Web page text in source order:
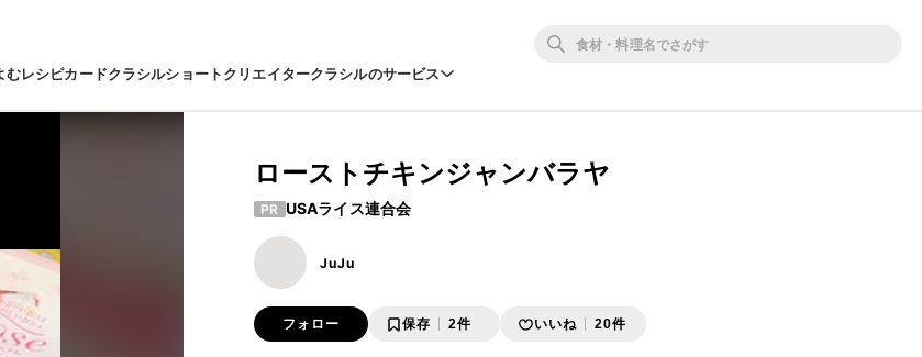
むレシピカードクラシルショートクリエイタークラシルのサービス
ローストチキンジャンバラヤ
PR USAライス連合会
JuJu
フォロー 保存 2件 いいね 20件